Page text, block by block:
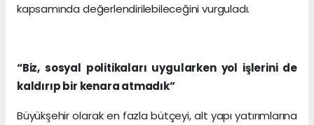
kapsamında değerlendirilebileceğini vurguladı.
“Biz, sosyal politikaları uygularken yol işlerini de
kaldırıp bir kenara atmadık”
Büyükşehir olarak en fazla bütçeyi, alt yapı yatırımlarına